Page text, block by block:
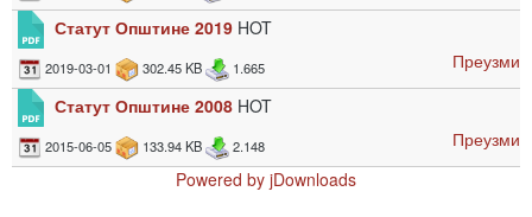
Статут Општине 2019 HOT
2019-03-01 302.45 KB 1.665
Преузми
Статут Општине 2008 HOT
2015-06-05 133.94 KB 2.148
Преузми
Powered by jDownloads